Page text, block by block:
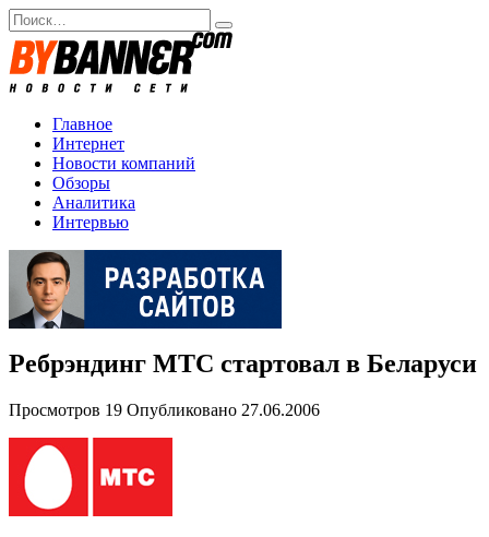
Перейти
к
содержанию
Search
for:
Главное
Интернет
Новости компаний
Обзоры
Аналитика
Интервью
Ребрэндинг МТС стартовал в Беларуси
Просмотров 19 Опубликовано 27.06.2006